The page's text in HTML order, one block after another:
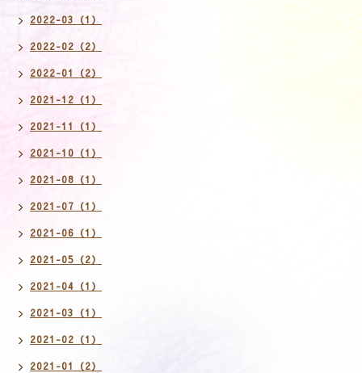
2022-03（1）
2022-02（2）
2022-01（2）
2021-12（1）
2021-11（1）
2021-10（1）
2021-08（1）
2021-07（1）
2021-06（1）
2021-05（2）
2021-04（1）
2021-03（1）
2021-02（1）
2021-01（2）